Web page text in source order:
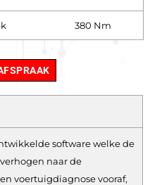
380 Nm
software welke de
naar de
voertuigdiagnose vooraf,